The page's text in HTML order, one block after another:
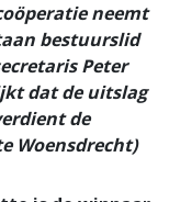
neemt
bestuurslid
Peter
dat de uitslag
de
Woensdrecht)